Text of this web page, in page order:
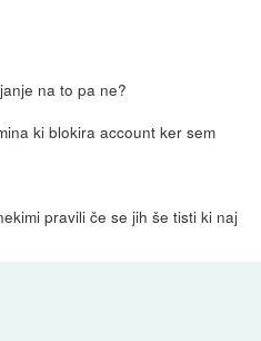
na to pa ne?
ki blokira account ker sem
pravili če se jih še tisti ki naj